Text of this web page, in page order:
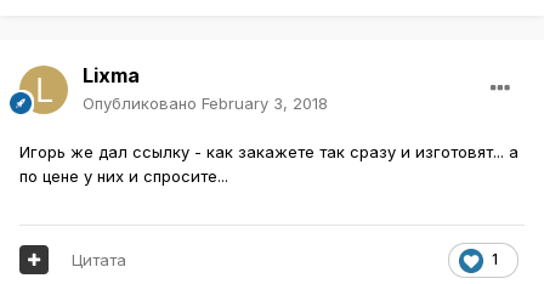
Lixma
Опубликовано February 3, 2018
Игорь же дал ссылку - как закажете так сразу и изготовят... а
по цене у них и спросите...
1
Цитата